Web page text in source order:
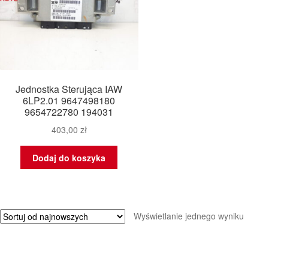
Jednostka Sterująca IAW
6LP2.01 9647498180
9654722780 194031
403,00 zł
Dodaj do koszyka
Wyświetlanie jednego wyniku